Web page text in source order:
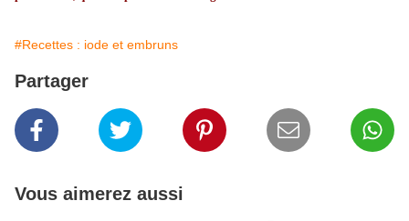
#Recettes : iode et embruns
Partager
Vous aimerez aussi